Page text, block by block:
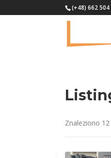
(+48) 662 504
Znaleziono